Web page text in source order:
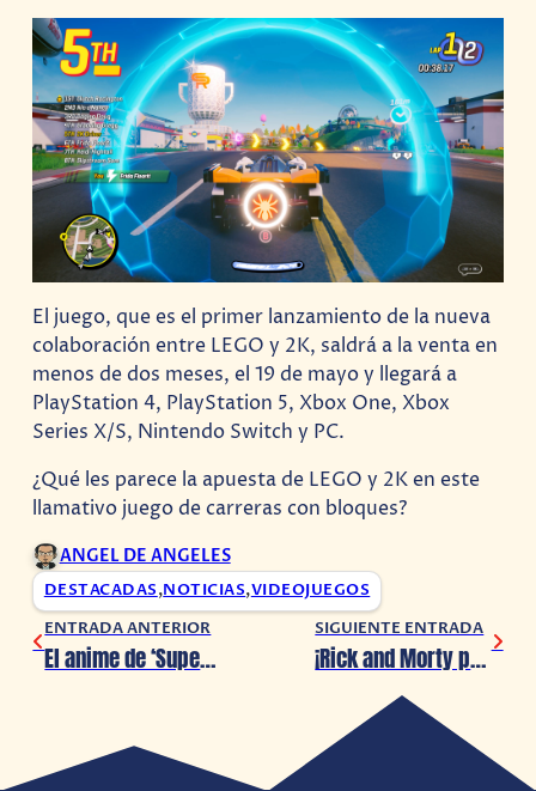
El juego, que es el primer lanzamiento de la nueva
colaboración entre LEGO y 2K, saldrá a la venta en
menos de dos meses, el 19 de mayo y llegará a
PlayStation 4, PlayStation 5, Xbox One, Xbox
Series X/S, Nintendo Switch y PC.
¿Qué les parece la apuesta de LEGO y 2K en este
llamativo juego de carreras con bloques?
ANGEL DE ANGELES
DESTACADAS,NOTICIAS,VIDEOJUEGOS
ENTRADA ANTERIOR
El anime de ‘Supercampeones’ confirma su secuela y lanza su primer avance
SIGUIENTE ENTRADA
¡Rick and Morty por fin explica al bebé Cthulhu de su intro!